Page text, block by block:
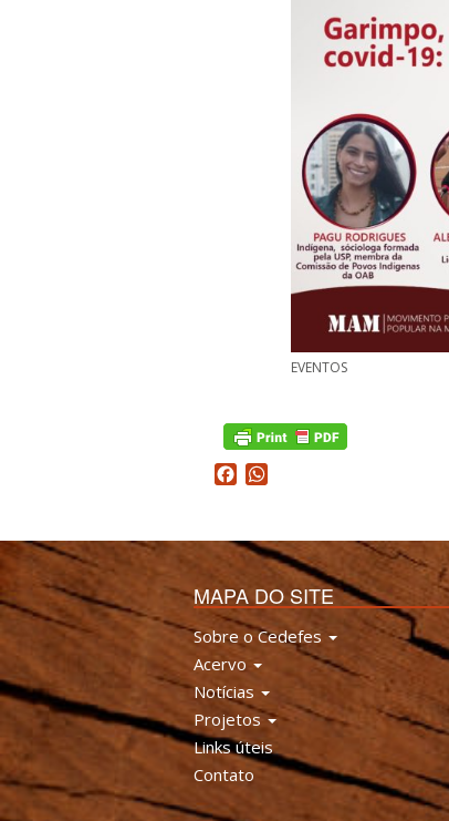
EVENTOS
Facebook
MAPA DO SITE
Sobre o Cedefes
Acervo
Notícias
Projetos
Links úteis
Contato